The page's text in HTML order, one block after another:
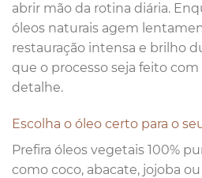
abrir mão da rotina diária.
óleos naturais agem
restauração intensa e brilho
que o processo seja feito com
detalhe.
Escolha o óleo certo para o
Prefira óleos vegetais 100%
como coco, abacate, jojoba